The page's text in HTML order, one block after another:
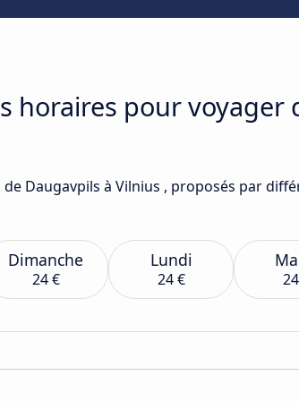
horaires pour voyager
Daugavpils à Vilnius , proposés par
Dimanche
24 €
Lundi
24 €